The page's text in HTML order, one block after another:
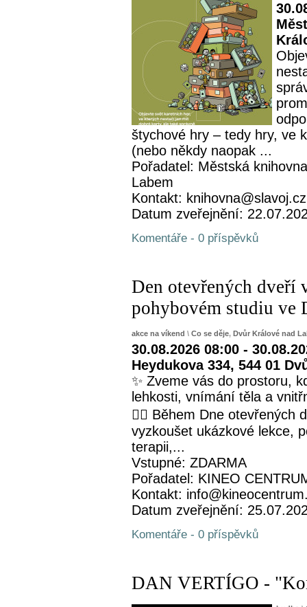
štychové hry – tedy hry, ve
(nebo někdy naopak ...
Pořadatel: Městská
Labem
Kontakt: knihovna@slavoj.cz
Datum zveřejnění:
Komentáře - 0 příspěvků
Den otevřených dveří
pohybovém studiu ve
akce na víkend \ Co se děje, Dvůr Králové nad
30.08.2026 08:00 -
Heydukova 334, 544 01
✨ Zveme vás do prostoru,
lehkosti, vnímání těla a
🧘‍♀️ Během Dne otevřených
vyzkoušet ukázkové lekce,
terapii,...
Vstupné: ZDARMA
Pořadatel: KINEO
Kontakt:
Datum zveřejnění:
Komentáře - 0 příspěvků
DAN VERTÍGO -